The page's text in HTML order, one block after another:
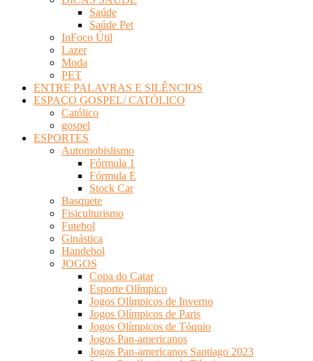
Saúde
Saúde Pet
InFoco Útil
Lazer
Moda
PET
ENTRE PALAVRAS E SILÊNCIOS
ESPAÇO GOSPEL/ CATÓLICO
Católico
gospel
ESPORTES
Automobislismo
Fórmula 1
Fórmula E
Stock Car
Basquete
Fisiculturismo
Futebol
Ginástica
Handebol
JOGOS
Copa do Catar
Esporte Olímpico
Jogos Olímpicos de Inverno
Jogos Olímpicos de Paris
Jogos Olímpicos de Tóquio
Jogos Pan-americanos
Jogos Pan-americanos Santiago 2023